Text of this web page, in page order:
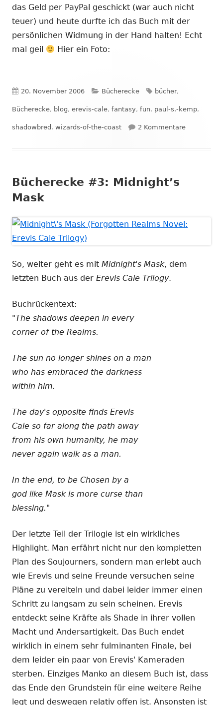
das Geld per PayPal geschickt (war auch nicht
teuer) und heute durfte ich das Buch mit der
persönlichen Widmung in der Hand halten! Echt
mal geil
Hier ein Foto:
Veröffentlicht
am
20. November 2006 Kategorien
Bücherecke Schlagwörter
bücher,
Bücherecke, blog, erevis-cale, fantasy, fun, paul-s.-kemp,
shadowbred , wizards-of-the-coast 2 Kommentarezu Ein
Bücherecke #3: Midnight’s
Mask
So, weiter geht es mit Midnight's Mask, dem
letzten Buch aus der Erevis Cale Trilogy.
Buchrückentext:
"The shadows deepen in every
corner of the Realms.
The sun no longer shines on a man
who has embraced the darkness
within him.
The day's opposite finds Erevis
Cale so far along the path away
from his own humanity, he may
never again walk as a man.
In the end, to be Chosen by a
god like Mask is more curse than
blessing."
Der letzte Teil der Trilogie ist ein wirkliches
Highlight. Man erfährt nicht nur den kompletten
Plan des Soujourners, sondern man erlebt auch
wie Erevis und seine Freunde versuchen seine
Pläne zu vereiteln und dabei leider immer einen
Schritt zu langsam zu sein scheinen. Erevis
entdeckt seine Kräfte als Shade in ihrer vollen
Macht und Andersartigkeit. Das Buch endet
wirklich in einem sehr fulminanten Finale, bei
dem leider ein paar von Erevis' Kameraden
sterben. Einziges Manko an diesem Buch ist, dass
das Ende den Grundstein für eine weitere Reihe
legt und deswegen relativ offen ist. Ansonsten ist